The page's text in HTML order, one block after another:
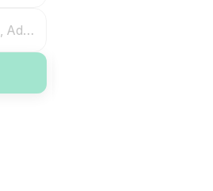
Nach: Flughafen, Hotel, Adresse